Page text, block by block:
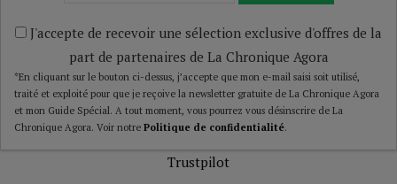
J'accepte de recevoir une sélection exclusive d'offres de la
part de partenaires de La Chronique Agora
*En cliquant sur le bouton ci-dessus, j’accepte que mon e-mail saisi soit utilisé,
traité et exploité pour que je reçoive la newsletter gratuite de La Chronique Agora
et mon Guide Spécial. A tout moment, vous pourrez vous désinscrire de La
Chronique Agora. Voir notre Politique de confidentialité.
Trustpilot